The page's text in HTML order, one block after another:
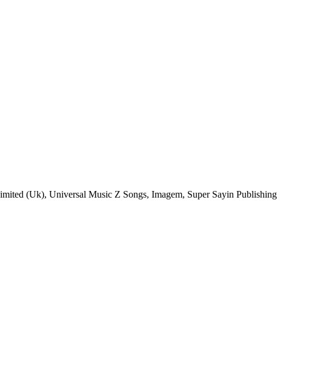
(Uk), Universal Music Z Songs, Imagem, Super Sayin Publishing